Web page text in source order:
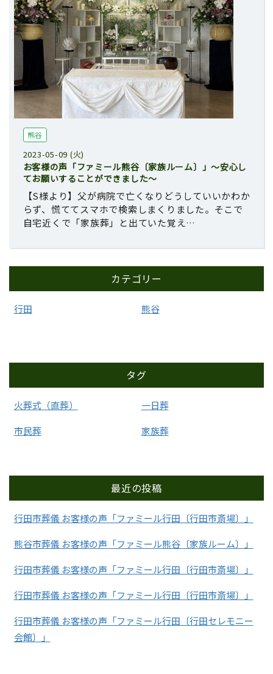
熊谷
2023-05-09 (火)
お客様の声「ファミール熊谷〔家族ルーム〕」～安心し
てお願いすることができました～
【S様より】父が病院で亡くなりどうしていいかわか
らず、慌ててスマホで検索しまくりました。そこで
自宅近くで「家族葬」と出ていた覚え…
カテゴリー
行田 熊谷
タグ
火葬式（直葬）
一日葬
市民葬
家族葬
最近の投稿
行田市葬儀 お客様の声「ファミール行田〔行田市斎場〕」
熊谷市葬儀 お客様の声「ファミール熊谷〔家族ルーム〕」
行田市葬儀 お客様の声「ファミール行田〔行田市斎場〕」
行田市葬儀 お客様の声「ファミール行田〔行田市斎場〕」
行田市葬儀 お客様の声「ファミール行田〔行田セレモニー
会館〕」